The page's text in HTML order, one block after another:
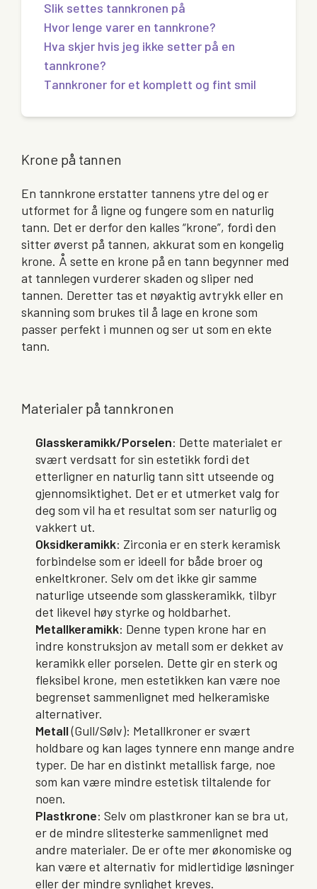
Krone på tannen
En tannkrone erstatter tannens ytre del og er
utformet for å ligne og fungere som en naturlig
tann. Det er derfor den kalles “krone”, fordi den
sitter øverst på tannen, akkurat som en kongelig
krone. Å sette en krone på en tann begynner med
at tannlegen vurderer skaden og sliper ned
tannen. Deretter tas et nøyaktig avtrykk eller en
skanning som brukes til å lage en krone som
passer perfekt i munnen og ser ut som en ekte
tann.
Materialer på tannkronen
Glasskeramikk/Porselen: Dette materialet er
svært verdsatt for sin estetikk fordi det
etterligner en naturlig tann sitt utseende og
gjennomsiktighet. Det er et utmerket valg for
deg som vil ha et resultat som ser naturlig og
vakkert ut.
Oksidkeramikk: Zirconia er en sterk keramisk
forbindelse som er ideell for både broer og
enkeltkroner. Selv om det ikke gir samme
naturlige utseende som glasskeramikk, tilbyr
det likevel høy styrke og holdbarhet.
Metallkeramikk: Denne typen krone har en
indre konstruksjon av metall som er dekket av
keramikk eller porselen. Dette gir en sterk og
fleksibel krone, men estetikken kan være noe
begrenset sammenlignet med helkeramiske
alternativer.
Metall(Gull/Sølv): Metallkroner er svært
holdbare og kan lages tynnere enn mange andre
typer. De har en distinkt metallisk farge, noe
som kan være mindre estetisk tiltalende for
noen.
Plastkrone: Selv om plastkroner kan se bra ut,
er de mindre slitesterke sammenlignet med
andre materialer. De er ofte mer økonomiske og
kan være et alternativ for midlertidige løsninger
eller der mindre synlighet kreves.
Slik settes tannkronen på
Hvor lenge varer en tannkrone?
Hva skjer hvis jeg ikke setter på en
tannkrone?
Tannkroner for et komplett og fint smil